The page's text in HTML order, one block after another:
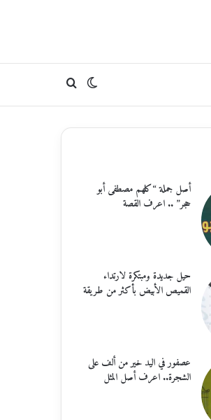
بحثالوضع
المظلم
أصل جملة “كلهم مصطفى أبو
حجر” .. اعرف القصة
حيل جديدة ومبتكرة لارتداء
القميص الأبيض بأكثر من طريقة
عصفور في اليد خير من ألف على
الشجرة.. اعرف أصل المثل